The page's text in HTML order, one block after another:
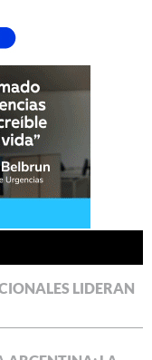
LIDERAN